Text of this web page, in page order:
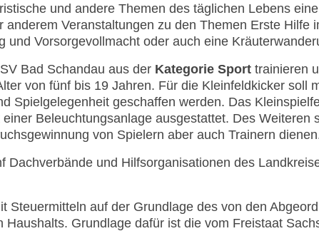
und andere Themen des täglichen Lebens
anderem Veranstaltungen zu den Themen Erste Hilfe
und Vorsorgevollmacht oder auch eine
Bad Schandau aus der Kategorie Sport trainieren
von fünf bis 19 Jahren. Für die Kleinfeldkicker soll
Spielgelegenheit geschaffen werden. Das
Beleuchtungsanlage ausgestattet. Des Weiteren
von Spielern aber auch Trainern
Dachverbände und Hilfsorganisationen des
Steuermitteln auf der Grundlage des von den
Grundlage dafür ist die vom Freistaat